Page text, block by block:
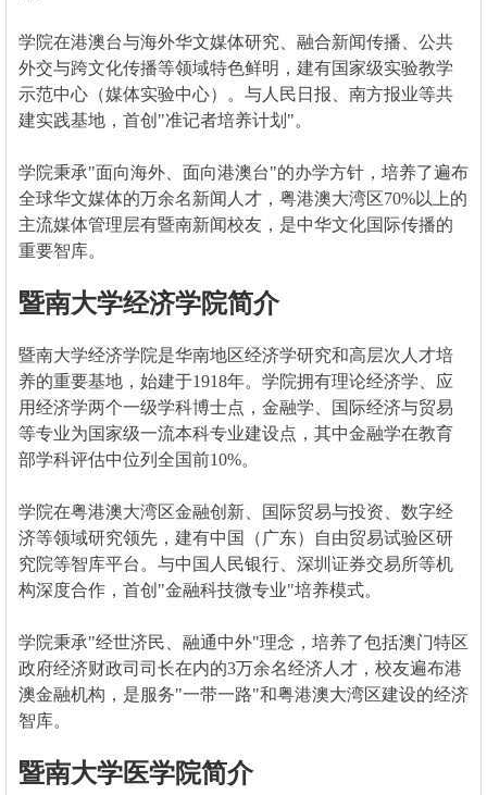
学院在港澳台与海外华文媒体研究、融合新闻传播、公共
外交与跨文化传播等领域特色鲜明，建有国家级实验教学
示范中心（媒体实验中心）。与人民日报、南方报业等共
建实践基地，首创"准记者培养计划"。
学院秉承"面向海外、面向港澳台"的办学方针，培养了遍布
全球华文媒体的万余名新闻人才，粤港澳大湾区70%以上的
主流媒体管理层有暨南新闻校友，是中华文化国际传播的
重要智库。
暨南大学经济学院简介
暨南大学经济学院是华南地区经济学研究和高层次人才培
养的重要基地，始建于1918年。学院拥有理论经济学、应
用经济学两个一级学科博士点，金融学、国际经济与贸易
等专业为国家级一流本科专业建设点，其中金融学在教育
部学科评估中位列全国前10%。
学院在粤港澳大湾区金融创新、国际贸易与投资、数字经
济等领域研究领先，建有中国（广东）自由贸易试验区研
究院等智库平台。与中国人民银行、深圳证券交易所等机
构深度合作，首创"金融科技微专业"培养模式。
学院秉承"经世济民、融通中外"理念，培养了包括澳门特区
政府经济财政司司长在内的3万余名经济人才，校友遍布港
澳金融机构，是服务"一带一路"和粤港澳大湾区建设的经济
智库。
暨南大学医学院简介